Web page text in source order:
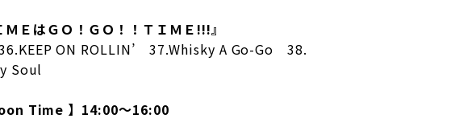
ＭＥはＧＯ！ＧＯ！！ＴＩＭＥ!!!』
ON ROLLIN’ 37.Whisky A Go-Go 38.
Soul
Time 】14:00〜16:00